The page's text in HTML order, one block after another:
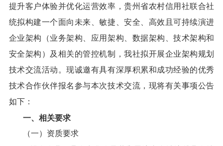
提升客户体验并优化运营效率，贵州省农村信用社联合社
统拟构建一个面向未来、敏捷、安全、高效且可持续演进
企业架构（业务架构、应用架构、数据架构、技术架构和
安全架构）及相关的管控机制，我社拟开展企业架构规划
技术交流活动。现诚邀有具有深厚积累和成功经验的优秀
技术合作伙伴报名参与本次技术交流，现将有关事项公告
如下：
一、相关要求
（一）资质要求